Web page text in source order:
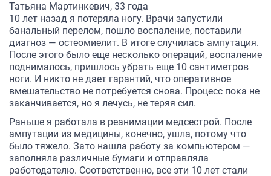
Татьяна Мартинкевич, 33 года
10 лет назад я потеряла ногу. Врачи запустили
банальный перелом, пошло воспаление, поставили
диагноз — остеомиелит. В итоге случилась ампутация.
После этого было еще несколько операций, воспаление
поднималось, пришлось убрать еще 10 сантиметров
ноги. И никто не дает гарантий, что оперативное
вмешательство не потребуется снова. Процесс пока не
заканчивается, но я лечусь, не теряя сил.
Раньше я работала в реанимации медсестрой. После
ампутации из медицины, конечно, ушла, потому что
было тяжело. Зато нашла работу за компьютером —
заполняла различные бумаги и отправляла
работодателю. Соответственно, все эти 10 лет стали